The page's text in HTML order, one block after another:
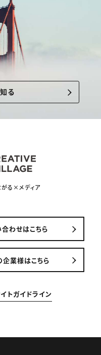
る
がる×メディア
わせはこちら
企業様はこちら
トガイドライン